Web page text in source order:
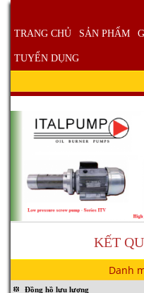
TRANG CHỦ SẢN PHẨM
TUYỂN DỤNG
KẾT
Danh
Đồng hồ lưu lượng